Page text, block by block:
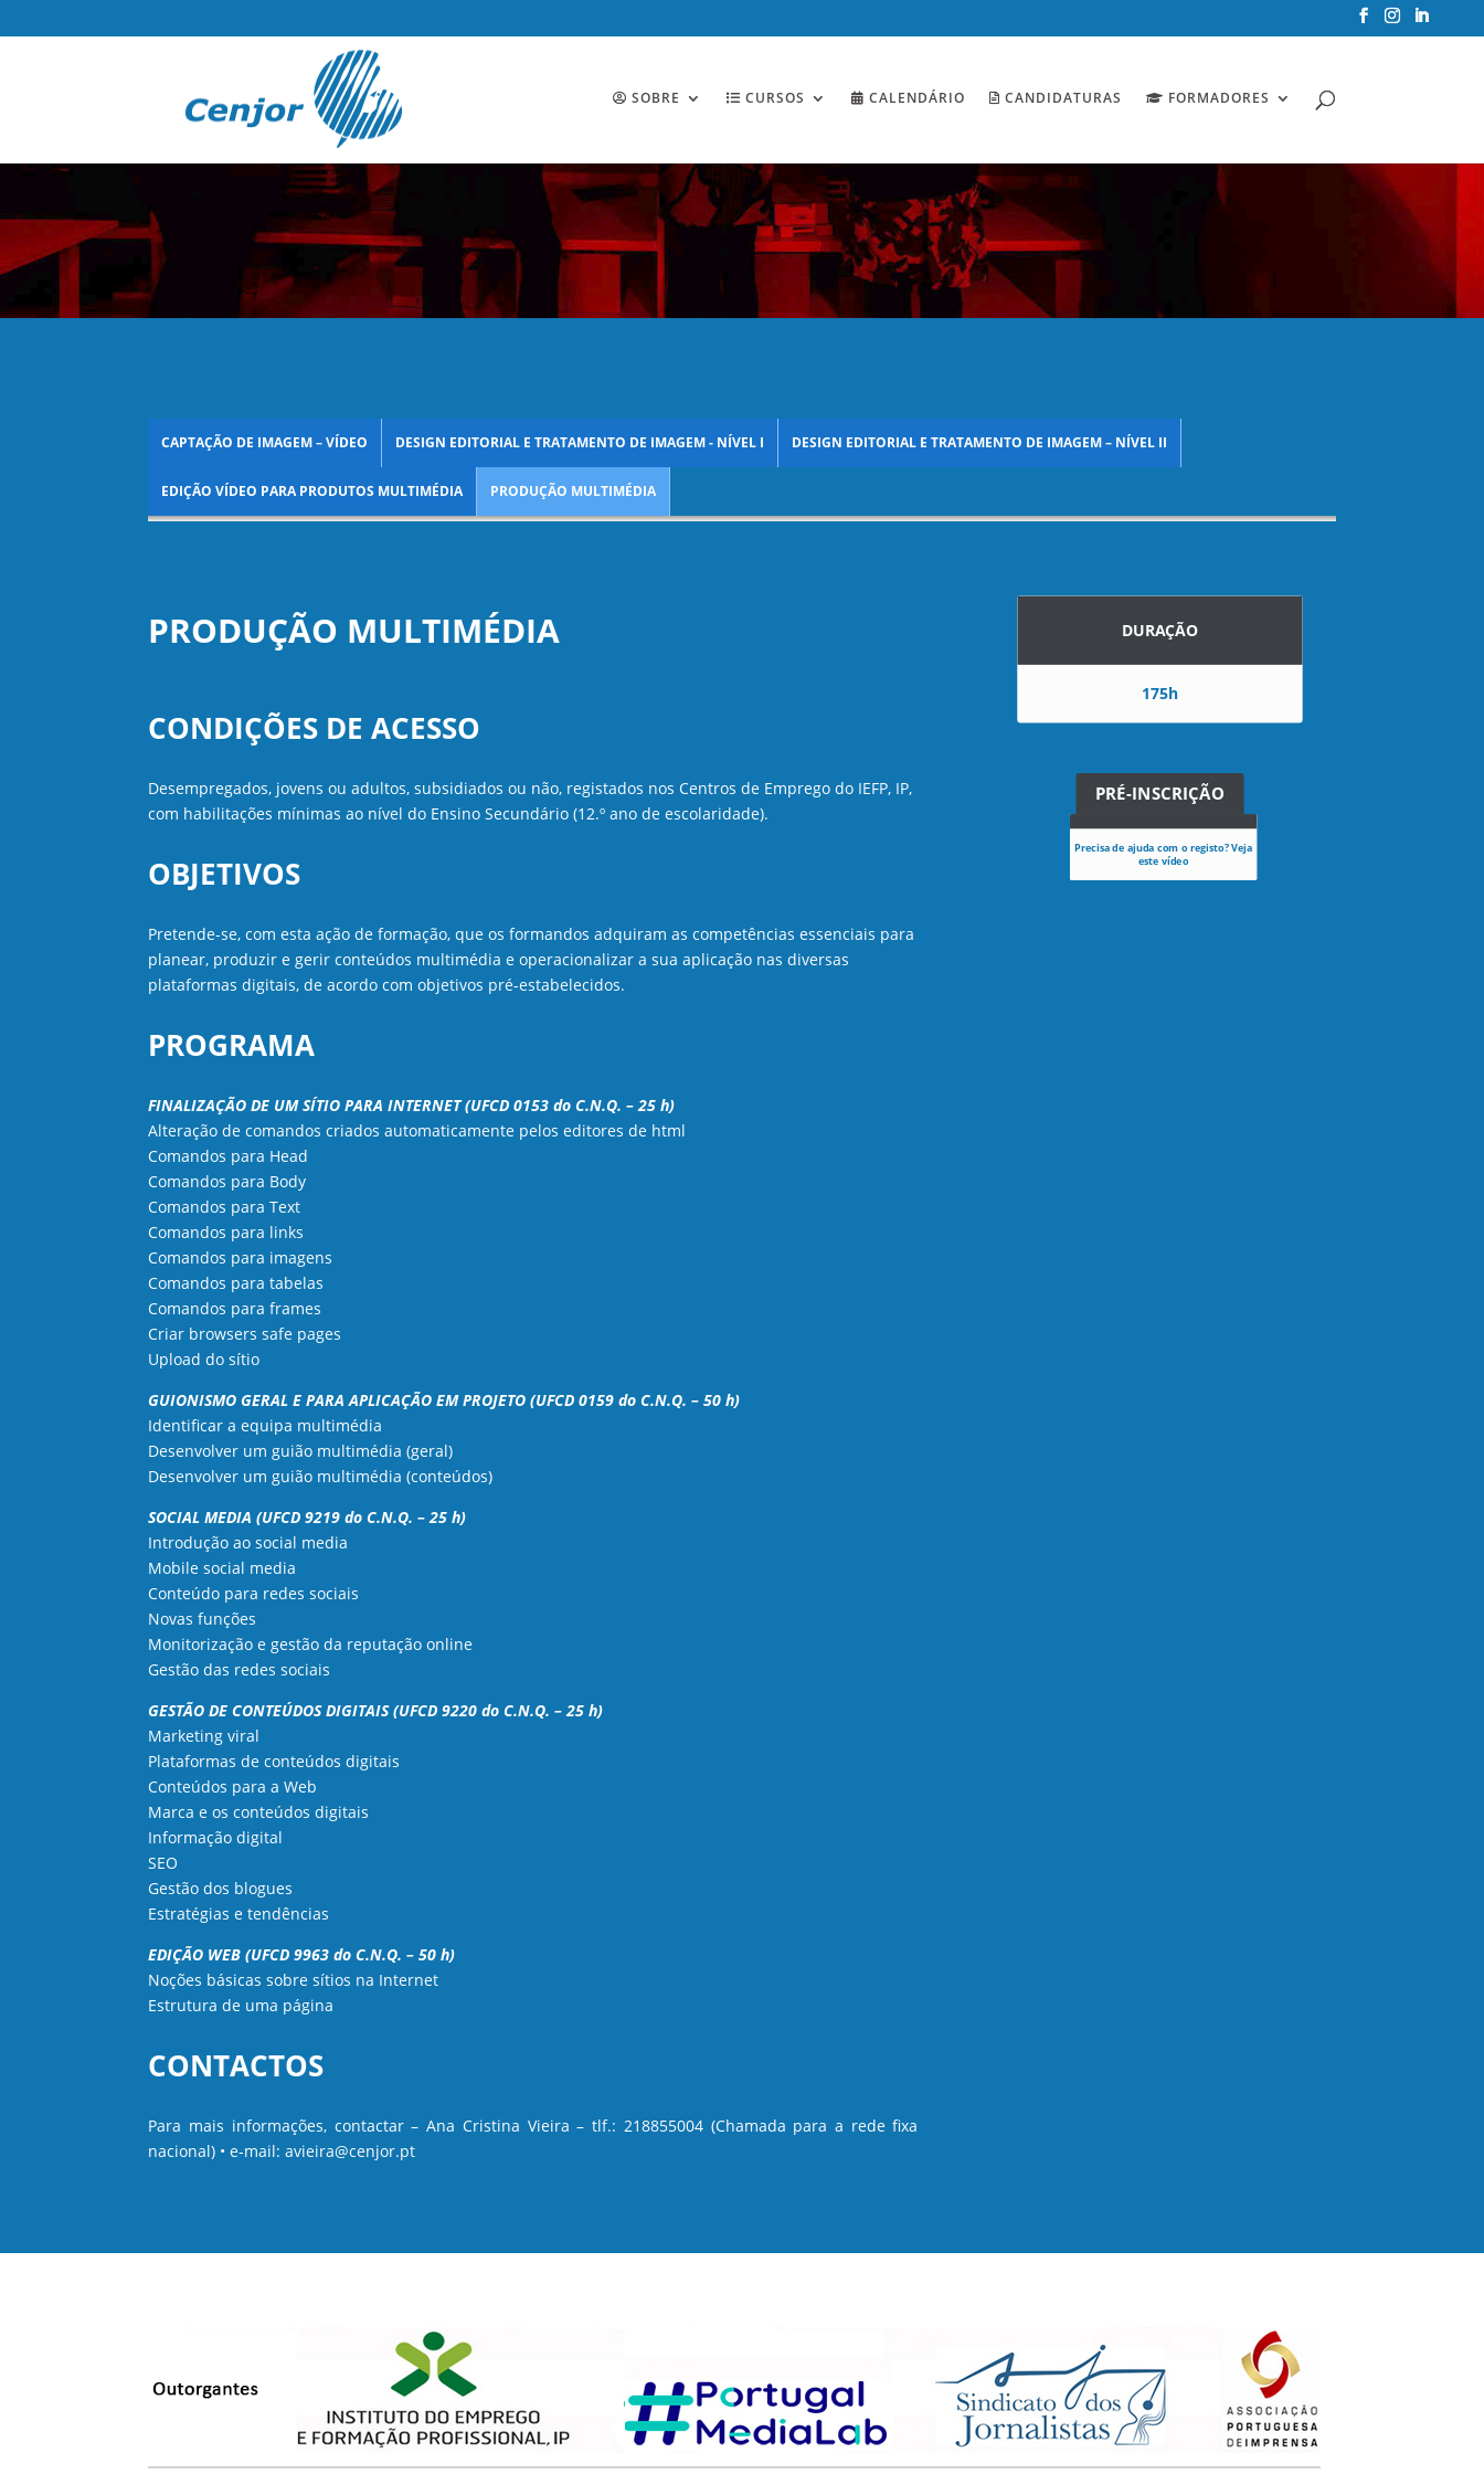
SOBRE CURSOS CALENDÁRIO CANDIDATURAS FORMADORES
CAPTAÇÃO DE IMAGEM – VÍDEO DESIGN EDITORIAL E TRATAMENTO DE IMAGEM - NÍVEL I DESIGN EDITORIAL E TRATAMENTO DE IMAGEM – NÍVEL II
EDIÇÃO VÍDEO PARA PRODUTOS MULTIMÉDIA PRODUÇÃO MULTIMÉDIA
PRODUÇÃO MULTIMÉDIA
CONDIÇÕES DE ACESSO
Desempregados, jovens ou adultos, subsidiados ou não, registados nos Centros de Emprego do IEFP, IP,
com habilitações mínimas ao nível do Ensino Secundário (12.º ano de escolaridade).
OBJETIVOS
Pretende-se, com esta ação de formação, que os formandos adquiram as competências essenciais para
planear, produzir e gerir conteúdos multimédia e operacionalizar a sua aplicação nas diversas
plataformas digitais, de acordo com objetivos pré-estabelecidos.
PROGRAMA
FINALIZAÇÃO DE UM SÍTIO PARA INTERNET (UFCD 0153 do C.N.Q. – 25 h)
Alteração de comandos criados automaticamente pelos editores de html
Comandos para Head
Comandos para Body
Comandos para Text
Comandos para links
Comandos para imagens
Comandos para tabelas
Comandos para frames
Criar browsers safe pages
Upload do sítio
GUIONISMO GERAL E PARA APLICAÇÃO EM PROJETO (UFCD 0159 do C.N.Q. – 50 h)
Identificar a equipa multimédia
Desenvolver um guião multimédia (geral)
Desenvolver um guião multimédia (conteúdos)
SOCIAL MEDIA (UFCD 9219 do C.N.Q. – 25 h)
Introdução ao social media
Mobile social media
Conteúdo para redes sociais
Novas funções
Monitorização e gestão da reputação online
Gestão das redes sociais
GESTÃO DE CONTEÚDOS DIGITAIS (UFCD 9220 do C.N.Q. – 25 h)
Marketing viral
Plataformas de conteúdos digitais
Conteúdos para a Web
Marca e os conteúdos digitais
Informação digital
SEO
Gestão dos blogues
Estratégias e tendências
EDIÇÃO WEB (UFCD 9963 do C.N.Q. – 50 h)
Noções básicas sobre sítios na Internet
Estrutura de uma página
CONTACTOS
Para mais informações, contactar – Ana Cristina Vieira – tlf.: 218855004 (Chamada para a rede fixa
nacional) • e-mail: avieira@cenjor.pt
DURAÇÃO
175h
PRÉ-INSCRIÇÃO
Precisa de ajuda com o registo? Veja
este vídeo